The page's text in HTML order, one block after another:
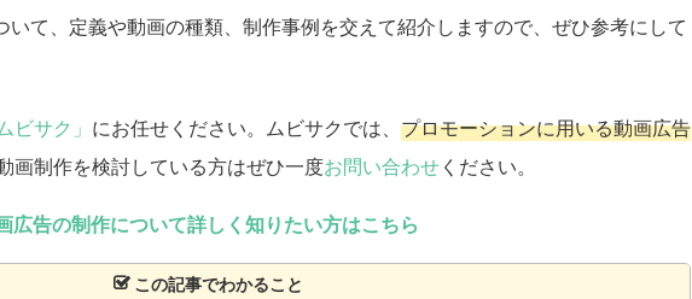
て、定義や動画の種類、制作事例を交えて紹介しますので、ぜひ参考にして
サク」 にお任せください。ムビサクでは、 プロモーションに用いる動画広告
画制作を検討している方はぜひ一度お問い合わせください。
広告の制作について詳しく知りたい方はこちら